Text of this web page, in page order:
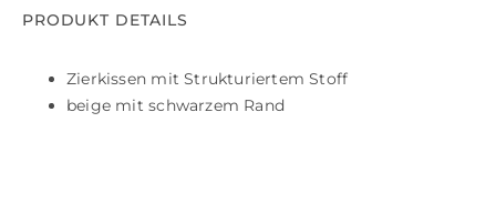
PRODUKT DETAILS
Zierkissen mit Strukturiertem Stoff
beige mit schwarzem Rand